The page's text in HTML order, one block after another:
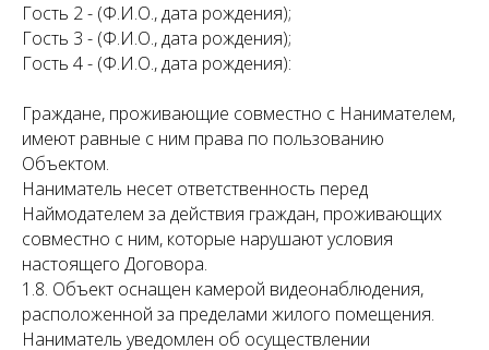
Гость 2 - (Ф.И.О., дата рождения);
Гость 3 - (Ф.И.О., дата рождения);
Гость 4 - (Ф.И.О., дата рождения):
Граждане, проживающие совместно с Нанимателем,
имеют равные с ним права по пользованию
Объектом.
Наниматель несет ответственность перед
Наймодателем за действия граждан, проживающих
совместно с ним, которые нарушают условия
настоящего Договора.
1.8. Объект оснащен камерой видеонаблюдения,
расположенной за пределами жилого помещения.
Наниматель уведомлен об осуществлении